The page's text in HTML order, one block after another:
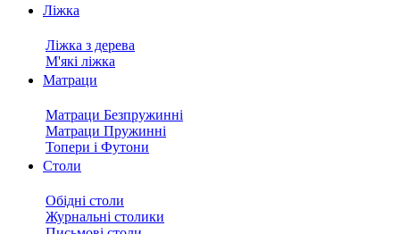
Ліжка
Ліжка з дерева
М'які ліжка
Матраци
Матраци Безпружинні
Матраци Пружинні
Топери і Футони
Столи
Обідні столи
Журнальні столики